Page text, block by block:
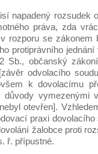
napadený rozsudek
práva, zda
rozporu se zákonem
protiprávního
Sb., občanský
odvolacího
k dovolacímu
důvody vymezenými
otevřen].
praxi
žalobce proti
ř. přípustné.